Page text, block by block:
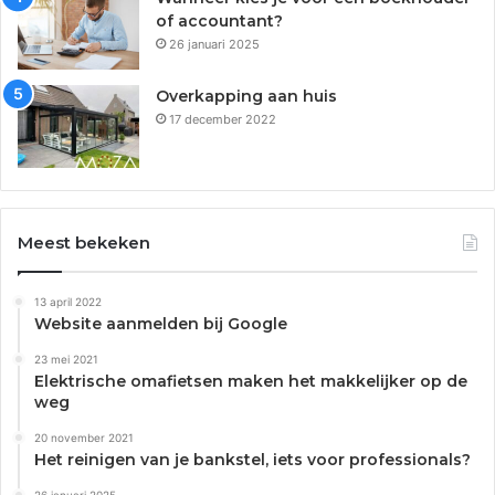
of accountant?
26 januari 2025
Overkapping aan huis
17 december 2022
Meest bekeken
13 april 2022
Website aanmelden bij Google
23 mei 2021
Elektrische omafietsen maken het makkelijker op de
weg
20 november 2021
Het reinigen van je bankstel, iets voor professionals?